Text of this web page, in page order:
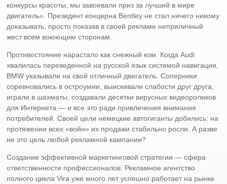
конкурсы красоты, мы завоевали приз за лучший в мире
двигатель». Президент концерна Bentley не стал ничего никому
доказывать, просто показав в своей рекламе неприличный
жест всем воюющим сторонам.
Противостояние нарастало как снежный ком. Когда Audi
хвалилась переведенной на русской язык системой навигации,
BMW указывали на свой отличный двигатель. Соперники
соревновались в остроумии, выискивали слабости друг друга,
играли в шахматы, создавали десятки вирусных видеороликов
для Интернета — и все это ради привлечения внимания
потребителей. Своей цели немецкие автогиганты добились: на
протяжении всех «войн» их продажи стабильно росли. А разве
не это цель любой рекламной кампании?
Создание эффективной маркетинговой стратегии — сфера
ответственности профессионалов. Рекламное агентство
полного цикла Vira уже много лет успешно работает на рынке